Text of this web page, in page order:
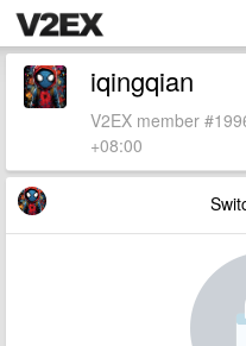
iqingqian
V2EX member
+08:00